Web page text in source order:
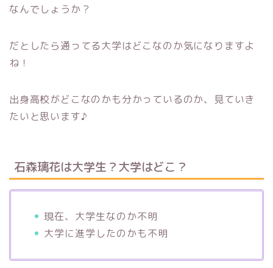
なんでしょうか？
だとしたら通ってる大学はどこなのか気になりますよ
ね！
出身高校がどこなのかも分かっているのか、見ていき
たいと思います♪
石森璃花は大学生？大学はどこ？
現在、大学生なのか不明
大学に進学したのかも不明